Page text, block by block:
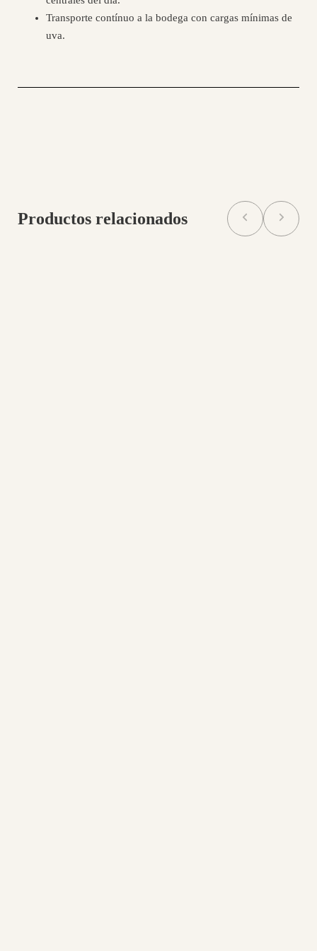
Transporte contínuo a la bodega con cargas mínimas de
uva.
Productos relacionados